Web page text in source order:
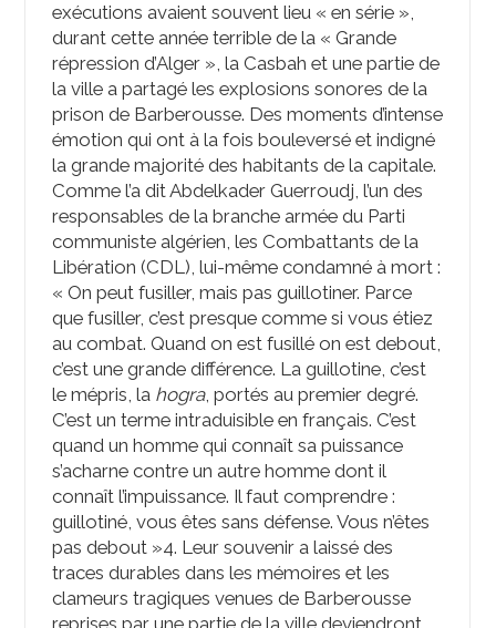
exécutions avaient souvent lieu « en série »,
durant cette année terrible de la « Grande
répression d’Alger », la Casbah et une partie de
la ville a partagé les explosions sonores de la
prison de Barberousse. Des moments d’intense
émotion qui ont à la fois bouleversé et indigné
la grande majorité des habitants de la capitale.
Comme l’a dit Abdelkader Guerroudj, l’un des
responsables de la branche armée du Parti
communiste algérien, les Combattants de la
Libération (CDL), lui-même condamné à mort :
« On peut fusiller, mais pas guillotiner. Parce
que fusiller, c’est presque comme si vous étiez
au combat. Quand on est fusillé on est debout,
c’est une grande différence. La guillotine, c’est
le mépris, la hogra, portés au premier degré.
C’est un terme intraduisible en français. C’est
quand un homme qui connaît sa puissance
s’acharne contre un autre homme dont il
connaît l’impuissance. Il faut comprendre :
guillotiné, vous êtes sans défense. Vous n’êtes
pas debout »4. Leur souvenir a laissé des
traces durables dans les mémoires et les
clameurs tragiques venues de Barberousse